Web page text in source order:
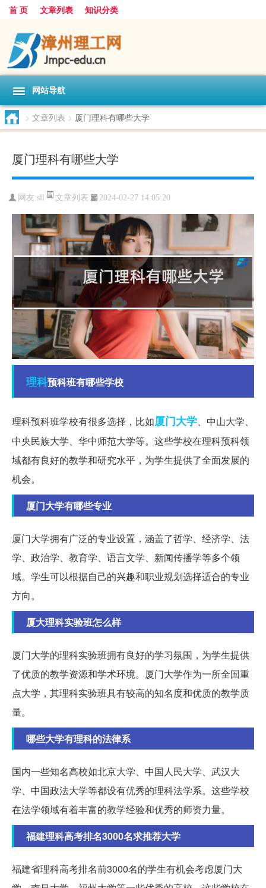
首 页 文章列表 知识分类
网站导航
> 文章列表 > 厦门理科有哪些大学
厦门理科有哪些大学
网友:sll 文章列表 2024-02-27 14:05:20
理科预科班有哪些学校
理科预科班学校有很多选择，比如厦门大学、中山大学、
中央民族大学、华中师范大学等。这些学校在理科预科领
域都有良好的教学和研究水平，为学生提供了全面发展的
机会。
厦门大学有哪些专业
厦门大学拥有广泛的专业设置，涵盖了哲学、经济学、法
学、政治学、教育学、语言文学、新闻传播学等多个领
域。学生可以根据自己的兴趣和职业规划选择适合的专业
方向。
厦大理科实验班怎么样
厦门大学的理科实验班拥有良好的学习氛围，为学生提供
了优质的教学资源和学术环境。厦门大学作为一所全国重
点大学，其理科实验班具有较高的知名度和优质的教学质
量。
哪些大学有理科的法律系
国内一些知名高校如北京大学、中国人民大学、武汉大
学、中国政法大学等都设有优秀的理科法学系。这些学校
在法学领域有着丰富的教学经验和优秀的师资力量。
福建理科高考排名3000名求推荐大学
福建省理科高考排名前3000名的学生有机会考虑厦门大